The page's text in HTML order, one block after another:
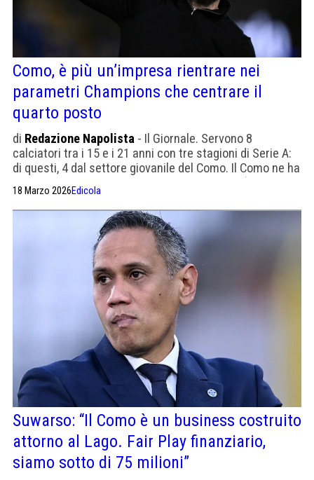
Como, è più un’impresa rientrare nei
parametri Champions che centrare il
quarto posto
di Redazione Napolista - Il Giornale. Servono 8
calciatori tra i 15 e i 21 anni con tre stagioni di Serie A:
di questi, 4 dal settore giovanile del Como. Il Como ne ha
a Firenze)
18 Marzo 2026Edicola
Suwarso: “Il Como è un business costruito
attorno al Lago. Fair Play finanziario,
siamo sotto di 75 milioni”